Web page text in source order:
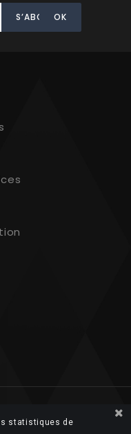
statistiques de